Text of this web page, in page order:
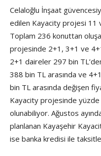
Celaloğlu İnşaat
edilen Kayacity projesi 11
Toplam 236 konuttan
projesinde 2+1, 3+1 ve
2+1 daireler 297 bin
388 bin TL arasında ve
bin TL arasında değişen
Kayacity projesinde
olunabiliyor. Ağustos
planlanan Kayaşehir
ise banka kredisi ile